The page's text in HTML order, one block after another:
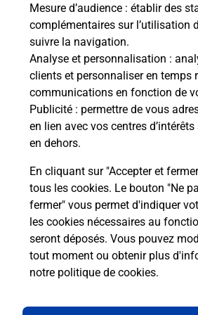
Mesure d’audience : établir des
complémentaires sur l’utilisation
suivre la navigation.
Analyse et personnalisation :
clients et personnaliser en temps
communications en fonction de
Publicité : permettre de vous
en lien avec vos centres
en dehors.
En cliquant sur "Accepter et
tous les cookies. Le bouton "Ne
fermer" vous permet d'indiquer
les cookies nécessaires au
seront déposés. Vous pouvez
tout moment ou obtenir plus
notre politique de cookies.
Questions
Comment retourner un
en ligne depuis votre
?
Comment envoyer un
retour chez un e-
déplacer ?
Envoyer un petit colis au
prix ?